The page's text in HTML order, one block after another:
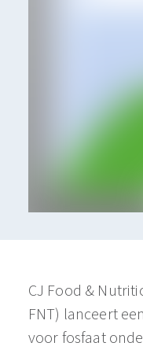
CJ Food &
FNT) lanceert
voor fosfaat